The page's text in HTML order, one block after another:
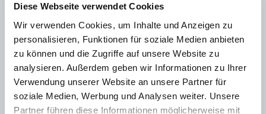
Diese Webseite verwendet Cookies
Wir verwenden Cookies, um Inhalte und Anzeigen zu
personalisieren, Funktionen für soziale Medien anbieten
zu können und die Zugriffe auf unsere Website zu
analysieren. Außerdem geben wir Informationen zu Ihrer
Verwendung unserer Website an unsere Partner für
soziale Medien, Werbung und Analysen weiter. Unsere
Partner führen diese Informationen möglicherweise mit
Haftungs- und Courtageklausel
Alle Angaben basieren auf Informationen und Daten, die uns vom
Verkäufer/Auftraggeber zur Verfügung gestellt wurden. Minkner &
Partner übernimmt keinerlei Garantie für Vollständigkeit, Richtigkeit
und Aktualität der Angaben und Legalität der Immobilie. Die
angegebenen Preise enthalten nicht die vom Käufer zu tragenden
Nebenkosten wie Steuern, Notar-, Grundbuch- und Gestoriakosten.